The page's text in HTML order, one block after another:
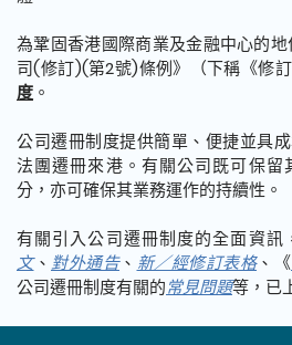
為鞏固香港國際商業及金融中心的
司(修訂)(第2號)條例》（下稱《修
度 。
公司遷冊制度提供簡單、便捷並具
法團遷冊來港。有關公司既可保留
分，亦可確保其業務運作的持續性。
有關引入公司遷冊制度的全面資訊
文、 對外通告、 新／經修訂表格、《
公司遷冊制度有關的常見問題等，已